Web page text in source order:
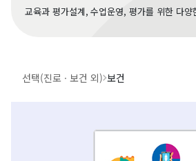
교육과 평가설계, 수업운영, 평가를 위한 다양
선택(진로ㆍ보건 외) 보건